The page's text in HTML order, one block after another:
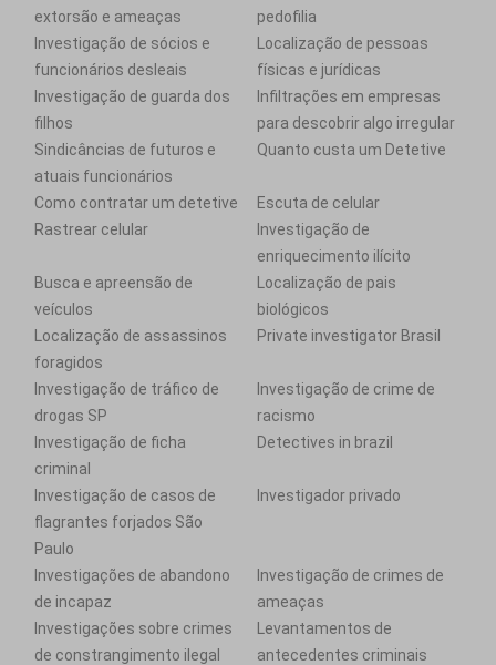
extorsão e ameaças
pedofilia
Investigação de sócios e
funcionários desleais
Localização de pessoas
físicas e jurídicas
Investigação de guarda dos
filhos
Infiltrações em empresas
para descobrir algo irregular
Sindicâncias de futuros e
atuais funcionários
Quanto custa um Detetive
Como contratar um detetive
Escuta de celular
Rastrear celular
Investigação de
enriquecimento ilícito
Busca e apreensão de
veículos
Localização de pais
biológicos
Localização de assassinos
foragidos
Private investigator Brasil
Investigação de tráfico de
drogas SP
Investigação de crime de
racismo
Investigação de ficha
criminal
Detectives in brazil
Investigação de casos de
flagrantes forjados São
Paulo
Investigador privado
Investigações de abandono
de incapaz
Investigação de crimes de
ameaças
Investigações sobre crimes
de constrangimento ilegal
Levantamentos de
antecedentes criminais